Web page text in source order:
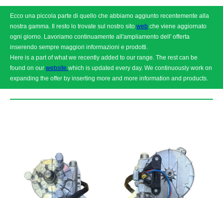
Ecco una piccola parte di quello che abbiamo aggiunto recentemente alla
nostra gamma. Il resto lo trovate sul nostro sito web che viene aggiornato
ogni giorno. Lavoriamo continuamente all'ampliamento dell' offerta
inserendo sempre maggiori informazioni e prodotti.
Here is a part of what we recently added to our range. The rest can be
found on our website which is updated every day. We continuously work on
expanding the offer by inserting more and more information and products.